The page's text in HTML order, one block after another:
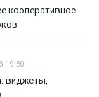
кооперативное
19:50
виджеты,